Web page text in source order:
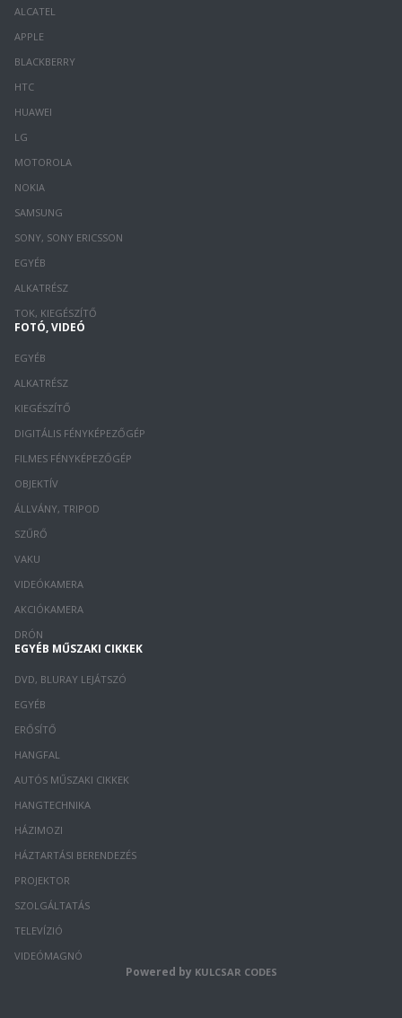
ALCATEL
APPLE
BLACKBERRY
HTC
HUAWEI
LG
MOTOROLA
NOKIA
SAMSUNG
SONY, SONY ERICSSON
EGYÉB
ALKATRÉSZ
TOK, KIEGÉSZÍTŐ
FOTÓ, VIDEÓ
EGYÉB
ALKATRÉSZ
KIEGÉSZÍTŐ
DIGITÁLIS FÉNYKÉPEZŐGÉP
FILMES FÉNYKÉPEZŐGÉP
OBJEKTÍV
ÁLLVÁNY, TRIPOD
SZŰRŐ
VAKU
VIDEÓKAMERA
AKCIÓKAMERA
DRÓN
EGYÉB MŰSZAKI CIKKEK
DVD, BLURAY LEJÁTSZÓ
EGYÉB
ERŐSÍTŐ
HANGFAL
AUTÓS MŰSZAKI CIKKEK
HANGTECHNIKA
HÁZIMOZI
HÁZTARTÁSI BERENDEZÉS
PROJEKTOR
SZOLGÁLTATÁS
TELEVÍZIÓ
VIDEÓMAGNÓ
Powered by KULCSAR CODES